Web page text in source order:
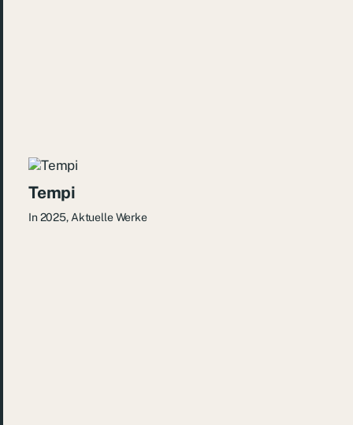
Tempi
In2025, Aktuelle Werke